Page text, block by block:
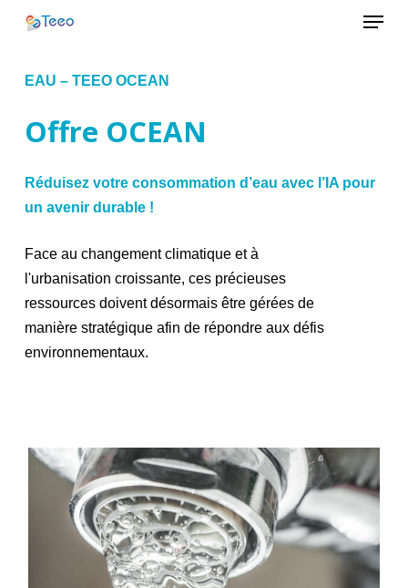
content
Menu
EAU – TEEO OCEAN
Offre OCEAN
Réduisez votre consommation d’eau avec l’IA pour
un avenir durable !
Face au changement climatique et à
l'urbanisation croissante, ces précieuses
ressources doivent désormais être gérées de
manière stratégique afin de répondre aux défis
environnementaux.